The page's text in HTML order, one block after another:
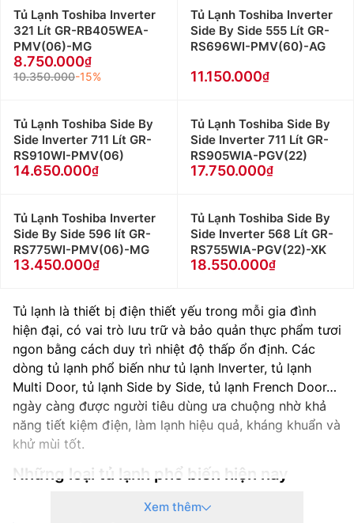
Tủ Lạnh Toshiba Inverter
321 Lít GR-RB405WEA-
PMV(06)-MG
8.750.000
10.350.000-15%
Tủ Lạnh Toshiba Inverter
Side By Side 555 Lít GR-
RS696WI-PMV(60)-AG
11.150.000
Tủ Lạnh Toshiba Side By
Side Inverter 711 Lít GR-
RS910WI-PMV(06)
14.650.000
Tủ Lạnh Toshiba Side By
Side Inverter 711 Lít GR-
RS905WIA-PGV(22)
17.750.000
Tủ Lạnh Toshiba Inverter
Side By Side 596 lít GR-
RS775WI-PMV(06)-MG
13.450.000
Tủ Lạnh Toshiba Side By
Side Inverter 568 Lít GR-
RS755WIA-PGV(22)-XK
18.550.000
Tủ lạnh là thiết bị điện thiết yếu trong mỗi gia đình
hiện đại, có vai trò lưu trữ và bảo quản thực phẩm tươi
ngon bằng cách duy trì nhiệt độ thấp ổn định. Các
dòng tủ lạnh phổ biến như tủ lạnh Inverter, tủ lạnh
Multi Door, tủ lạnh Side by Side, tủ lạnh French Door…
ngày càng được người tiêu dùng ưa chuộng nhờ khả
năng tiết kiệm điện, làm lạnh hiệu quả, kháng khuẩn và
khử mùi tốt.
Những loại tủ lạnh phổ biến hiện nay
Xem thêm